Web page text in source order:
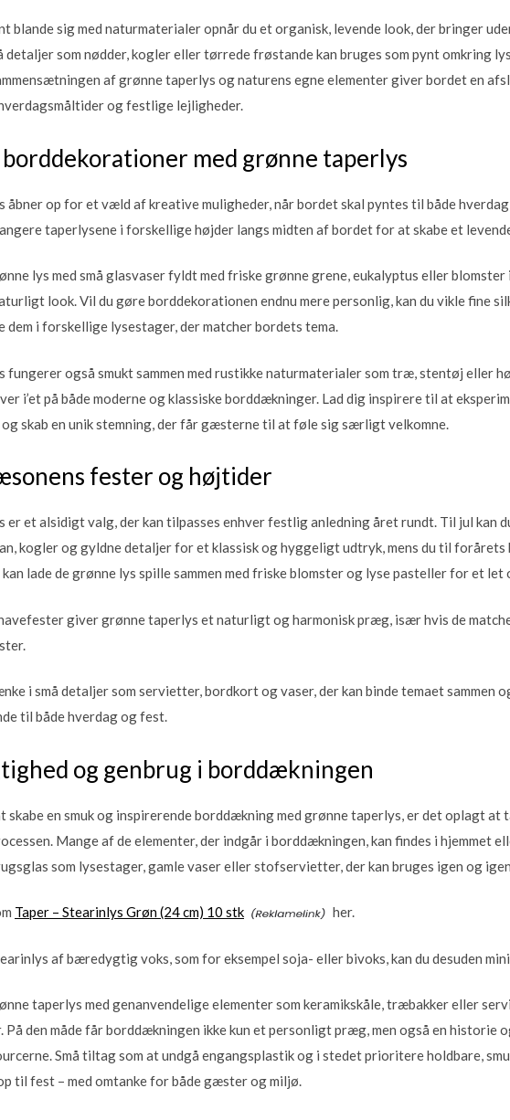
blande sig med naturmaterialer opnår du et organisk, levende look, der bringer
detaljer som nødder, kogler eller tørrede frøstande kan bruges som pynt omkring
af grønne taperlys og naturens egne elementer giver bordet en
og festlige lejligheder.
med grønne taperlys
åbner op for et væld af kreative muligheder, når bordet skal pyntes til både
taperlysene i forskellige højder langs midten af bordet for at skabe et
lys med små glasvaser fyldt med friske grønne grene, eukalyptus eller
look. Vil du gøre borddekorationen endnu mere personlig, kan du vikle fine
dem i forskellige lysestager, der matcher bordets tema.
fungerer også smukt sammen med rustikke naturmaterialer som træ, stentøj eller
i’et på både moderne og klassiske borddækninger. Lad dig inspirere til at
skab en unik stemning, der får gæsterne til at føle sig særligt velkomne.
fester og højtider
er et alsidigt valg, der kan tilpasses enhver festlig anledning året rundt. Til jul kan
kogler og gyldne detaljer for et klassisk og hyggeligt udtryk, mens du til
lade de grønne lys spille sammen med friske blomster og lyse pasteller for et let
giver grønne taperlys et naturligt og harmonisk præg, især hvis de
i små detaljer som servietter, bordkort og vaser, der kan binde temaet sammen
til både hverdag og fest.
og genbrug i borddækningen
skabe en smuk og inspirerende borddækning med grønne taperlys, er det oplagt
Mange af de elementer, der indgår i borddækningen, kan findes i hjemmet
som lysestager, gamle vaser eller stofservietter, der kan bruges igen og igen.
Taper – Stearinlys Grøn (24 cm) 10 stk her.
af bæredygtig voks, som for eksempel soja- eller bivoks, kan du desuden
taperlys med genanvendelige elementer som keramikskåle, træbakker eller
På den måde får borddækningen ikke kun et personligt præg, men også en historie
Små tiltag som at undgå engangsplastik og i stedet prioritere holdbare,
til fest – med omtanke for både gæster og miljø.